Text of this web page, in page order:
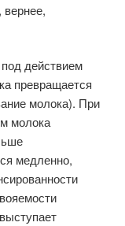
действием
превращается
молока). При
молока
медленно,